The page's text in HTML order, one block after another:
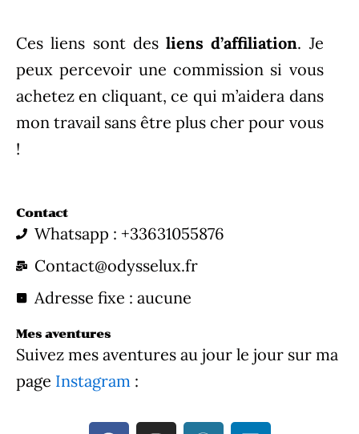
Ces liens sont desliens d’affiliation. Je
peux percevoir une commission si vous
achetez en cliquant, ce qui m’aidera dans
mon travail sans être plus cher pour vous
!
Contact
Whatsapp : +33631055876
Contact@odysselux.fr
Adresse fixe : aucune
Mes aventures
Suivez mes aventures au jour le jour sur ma
page Instagram :